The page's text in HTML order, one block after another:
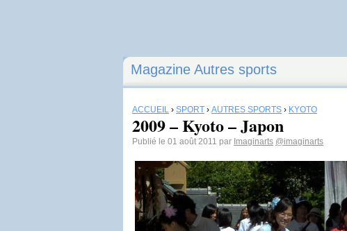
Magazine Autres sports
ACCUEIL › SPORT › AUTRES SPORTS › KYOTO
2009 – Kyoto – Japon
Publié le 01 août 2011 par Imaginarts @imaginarts